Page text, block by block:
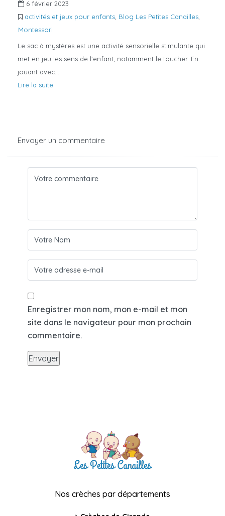
6 février 2023
activités et jeux pour enfants Blog Les Petites Canailles
Montessori
Le sac à mystères est une activité sensorielle stimulante qui
met en jeu les sens de l’enfant, notamment le toucher. En
jouant avec…
Lire la suite
Envoyer un commentaire
Enregistrer mon nom, mon e-mail et mon
site dans le navigateur pour mon prochain
commentaire.
Nos crèches par départements